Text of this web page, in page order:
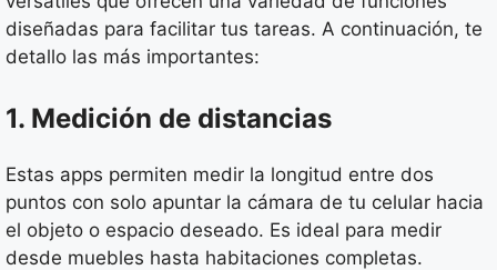
diseñadas para facilitar tus tareas. A continuación, te
detallo las más importantes:
1. Medición de distancias
Estas apps permiten medir la longitud entre dos
puntos con solo apuntar la cámara de tu celular hacia
el objeto o espacio deseado. Es ideal para medir
desde muebles hasta habitaciones completas.